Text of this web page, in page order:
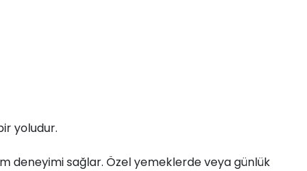
yoludur.
deneyimi sağlar. Özel yemeklerde veya günlük